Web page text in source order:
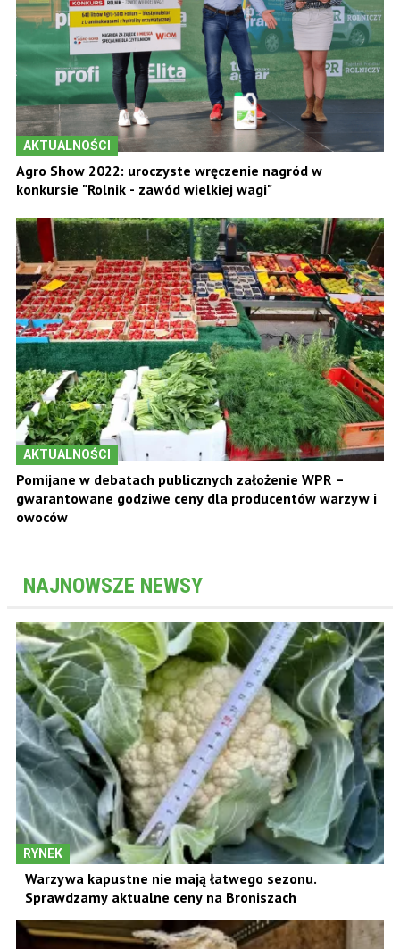
AKTUALNOŚCI
Agro Show 2022: uroczyste wręczenie nagród w
konkursie "Rolnik - zawód wielkiej wagi"
AKTUALNOŚCI
Pomijane w debatach publicznych założenie WPR –
gwarantowane godziwe ceny dla producentów warzyw i
owoców
NAJNOWSZE NEWSY
RYNEK
Warzywa kapustne nie mają łatwego sezonu.
Sprawdzamy aktualne ceny na Broniszach